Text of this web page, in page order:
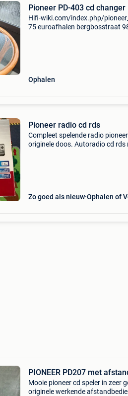
Pioneer PD-403 cd changer
Hifi-wiki.com/index.php/
75 euroafhalen bergbosstraat
Ophalen
Pioneer radio cd rds
Compleet spelende radio
originele doos. Autoradio cd rds
Zo goed als nieuw Ophalen of
PIONEER PD207 met
Mooie pioneer cd speler in zeer
originele werkende